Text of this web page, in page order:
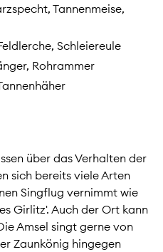
Tannenmeise,
Schleiereule
Rohrammer
über das Verhalten der
sich bereits viele Arten
Singflug vernimmt wie
Girlitz'. Auch der Ort kann
Amsel singt gerne von
Zaunkönig hingegen